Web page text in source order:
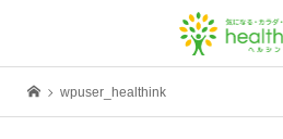
wpuser_healthink